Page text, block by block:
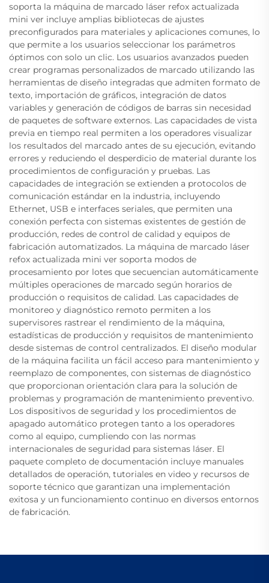
soporta la máquina de marcado láser refox actualizada
mini ver incluye amplias bibliotecas de ajustes
preconfigurados para materiales y aplicaciones comunes, lo
que permite a los usuarios seleccionar los parámetros
óptimos con solo un clic. Los usuarios avanzados pueden
crear programas personalizados de marcado utilizando las
herramientas de diseño integradas que admiten formato de
texto, importación de gráficos, integración de datos
variables y generación de códigos de barras sin necesidad
de paquetes de software externos. Las capacidades de vista
previa en tiempo real permiten a los operadores visualizar
los resultados del marcado antes de su ejecución, evitando
errores y reduciendo el desperdicio de material durante los
procedimientos de configuración y pruebas. Las
capacidades de integración se extienden a protocolos de
comunicación estándar en la industria, incluyendo
Ethernet, USB e interfaces seriales, que permiten una
conexión perfecta con sistemas existentes de gestión de
producción, redes de control de calidad y equipos de
fabricación automatizados. La máquina de marcado láser
refox actualizada mini ver soporta modos de
procesamiento por lotes que secuencian automáticamente
múltiples operaciones de marcado según horarios de
producción o requisitos de calidad. Las capacidades de
monitoreo y diagnóstico remoto permiten a los
supervisores rastrear el rendimiento de la máquina,
estadísticas de producción y requisitos de mantenimiento
desde sistemas de control centralizados. El diseño modular
de la máquina facilita un fácil acceso para mantenimiento y
reemplazo de componentes, con sistemas de diagnóstico
que proporcionan orientación clara para la solución de
problemas y programación de mantenimiento preventivo.
Los dispositivos de seguridad y los procedimientos de
apagado automático protegen tanto a los operadores
como al equipo, cumpliendo con las normas
internacionales de seguridad para sistemas láser. El
paquete completo de documentación incluye manuales
detallados de operación, tutoriales en video y recursos de
soporte técnico que garantizan una implementación
exitosa y un funcionamiento continuo en diversos entornos
de fabricación.